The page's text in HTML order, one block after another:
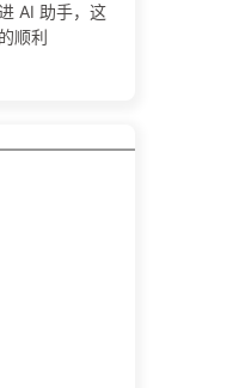
AI 助手，这
顺利